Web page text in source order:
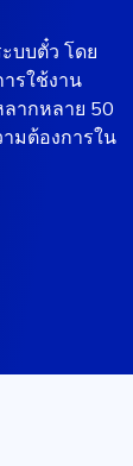
บบตั๋ว โดย
รใช้งาน
ากหลาย 50
มต้องการใน